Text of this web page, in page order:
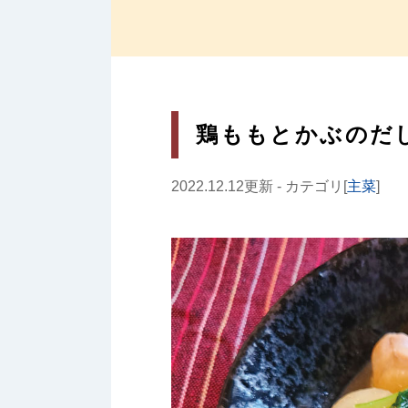
鶏ももとかぶのだ
2022.12.12更新 - カテゴリ[主菜]